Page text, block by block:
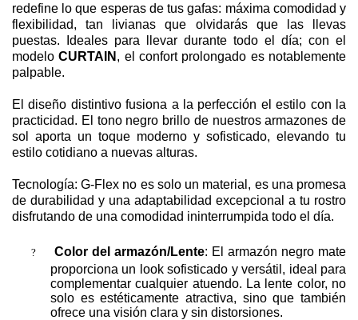
redefine lo que esperas de tus gafas: máxima comodidad y
flexibilidad, tan livianas que olvidarás que las llevas
puestas. Ideales para llevar durante todo el día; con el
modelo CURTAIN , el confort prolongado es notablemente
palpable.
El diseño distintivo fusiona a la perfección el estilo con la
practicidad. El tono negro brillo de nuestros armazones de
sol aporta un toque moderno y sofisticado, elevando tu
estilo cotidiano a nuevas alturas.
Tecnología: G-Flex no es solo un material, es una promesa
de durabilidad y una adaptabilidad excepcional a tu rostro
disfrutando de una comodidad ininterrumpida todo el día.
? Color del armazón/Lente: El armazón negro mate
proporciona un look sofisticado y versátil, ideal para
complementar cualquier atuendo. La lente color, no
solo es estéticamente atractiva, sino que también
ofrece una visión clara y sin distorsiones.